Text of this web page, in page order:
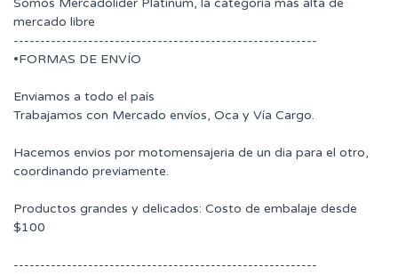
Somos Mercadolider Platinum, la categoría mas alta de
mercado libre
---------------------------------------------------------
•FORMAS DE ENVÍO
Enviamos a todo el país
Trabajamos con Mercado envíos, Oca y Vía Cargo.
Hacemos envios por motomensajeria de un dia para el otro,
coordinando previamente.
Productos grandes y delicados: Costo de embalaje desde
$100
---------------------------------------------------------